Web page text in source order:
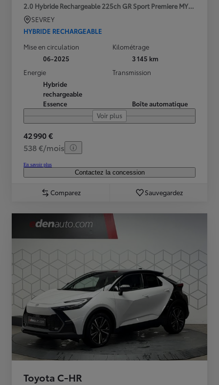
2.0 Hybride Rechargeable 225ch GR Sport Premiere MY25
SEVREY
HYBRIDE RECHARGEABLE
Mise en circulation
06-2025
Kilométrage
3 145 km
Energie
Hybride
rechargeable
Essence
Transmission
Boîte automatique
Voir plus
42 990 €
538 €/mois
En savoir plus
Contactez la concession
Comparez Sauvegardez
Toyota C-HR